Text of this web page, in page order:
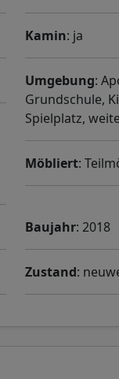
Kamin: ja
Umgebung:
Grundschule,
Spielplatz,
Möbliert:
Baujahr: 2018
Zustand: